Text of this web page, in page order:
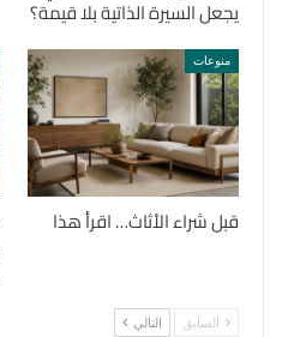
يجعل السيرة الذاتية بلا قيمة؟
منوعات
قبل شراء الأثاث… اقرأ هذا
السابق التالي